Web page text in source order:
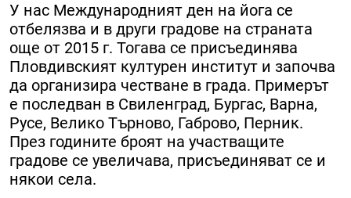
У нас Международният ден на йога се
отбелязва и в други градове на страната
още от 2015 г. Тогава се присъединява
Пловдивският културен институт и започва
да организира честване в града. Примерът
е последван в Свиленград, Бургас, Варна,
Русе, Велико Търново, Габрово, Перник.
През годините броят на участващите
градове се увеличава, присъединяват се и
някои села.